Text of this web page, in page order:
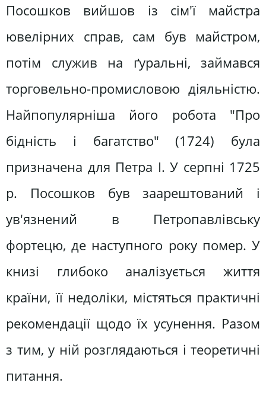
Посошков вийшов із сім'ї майстра
ювелірних справ, сам був майстром,
потім служив на ґуральні, займався
торговельно-промисловою діяльністю.
Найпопулярніша його робота "Про
бідність і багатство" (1724) була
призначена для Петра І. У серпні 1725
р. Посошков був заарештований і
ув'язнений в Петропавлівську
фортецю, де наступного року помер. У
книзі глибоко аналізується життя
країни, її недоліки, містяться практичні
рекомендації щодо їх усунення. Разом
з тим, у ній розглядаються і теоретичні
питання.